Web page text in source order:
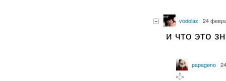
vodolaz 24
и что это
papageno